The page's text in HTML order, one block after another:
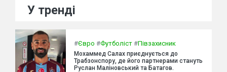
У тренді
#Євро #Футболіст #Півзахисник
Мохаммед Салах приєднується до
Трабзонспору, де його партнерами стануть
Руслан Маліновський та Батагов.